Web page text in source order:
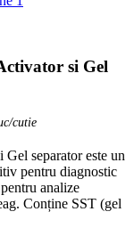
si Gel
cutie
separator este un
pentru diagnostic
analize
Conține SST (gel